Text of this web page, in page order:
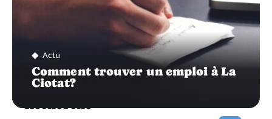
Actu
Comment trouver un emploi à La
Ciotat?